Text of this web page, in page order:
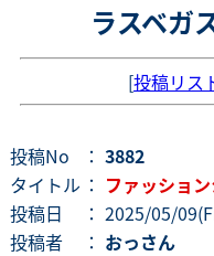
ラスベガ
[投稿リス
投稿No ： 3882
タイトル ： ファッショ
投稿日
： 2025/05/
投稿者
： おっさん